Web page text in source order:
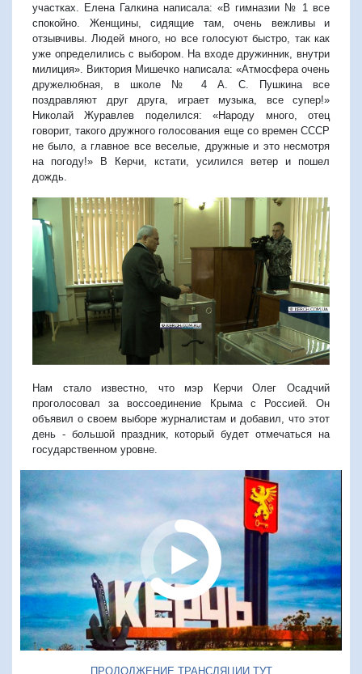
участках. Елена Галкина написала: «В гимназии № 1 все
спокойно. Женщины, сидящие там, очень вежливы и
отзывчивы. Людей много, но все голосуют быстро, так как
уже определились с выбором. На входе дружинник, внутри
милиция». Виктория Мишечко написала: «Атмосфера очень
дружелюбная, в школе № 4 А. С. Пушкина все
поздравляют друг друга, играет музыка, все супер!»
Николай Журавлев поделился: «Народу много, отец
говорит, такого дружного голосования еще со времен СССР
не было, а главное все веселые, дружные и это несмотря
на погоду!» В Керчи, кстати, усилился ветер и пошел
дождь.
Нам стало известно, что мэр Керчи Олег Осадчий
проголосовал за воссоединение Крыма с Россией. Он
объявил о своем выборе журналистам и добавил, что этот
день - большой праздник, который будет отмечаться на
государственном уровне.
ПРОДОЛЖЕНИЕ ТРАНСЛЯЦИИ ТУТ